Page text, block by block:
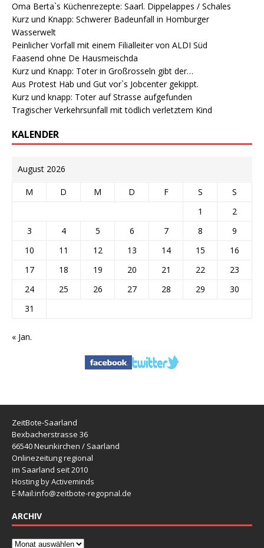
Oma Berta`s Küchenrezepte: Saarl. Dippelappes / Schales
Kurz und Knapp: Schwerer Badeunfall in Homburger
Wasserwelt
Peinlicher Vorfall mit einem Filialleiter von ALDI Süd
Faasend ohne De Hausmeischda
Kurz und Knapp: Toter in Großrosseln gibt der…
Aus Protest Hab und Gut vor`s Jobcenter gekippt.
Kurz und knapp: Toter auf Strasse aufgefunden
Tragischer Verkehrsunfall mit tödlich verletztem Kind
KALENDER
August 2026
M D M D F S
S
1
2
3
4 5 6 7 8
9
10
11 12 13 14 15
16
17
18 19 20 21 22
23
24
25 26 27 28 29
30
31
« Jan.
ZeitBote-Saarland
Bexbacherstrasse 36
66540 Neunkirchen / Saarland
Onlinezeitung regional
im Saarland seit 2010
Hosting by Activeminds
E-Mail:info@zeitbote-regopnal.de
ARCHIV